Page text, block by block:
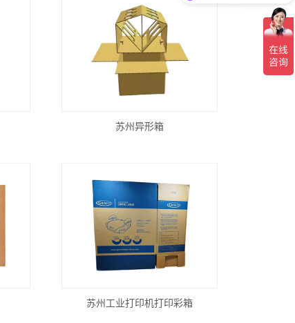
苏州异形箱
苏州工业打印机打印彩箱